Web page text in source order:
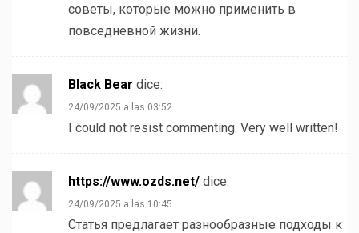
советы, которые можно применить в
повседневной жизни.
Black Bear dice:
24/09/2025 a las 03:52
I could not resist commenting. Very well written!
https://www.ozds.net/ dice:
24/09/2025 a las 10:45
Статья предлагает разнообразные подходы к